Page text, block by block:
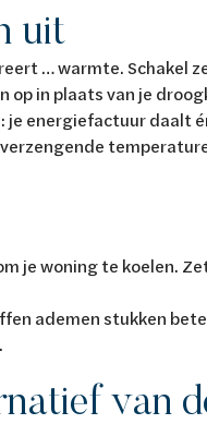
uit
… warmte. Schakel
op in plaats van je
je energiefactuur daalt
je woning te koelen.
ademen stukken
van